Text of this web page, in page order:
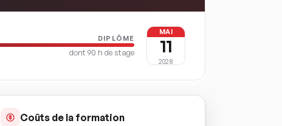
DIPLÔME
dont 90 h de stage
MAI
11
2028
Coûts de la formation